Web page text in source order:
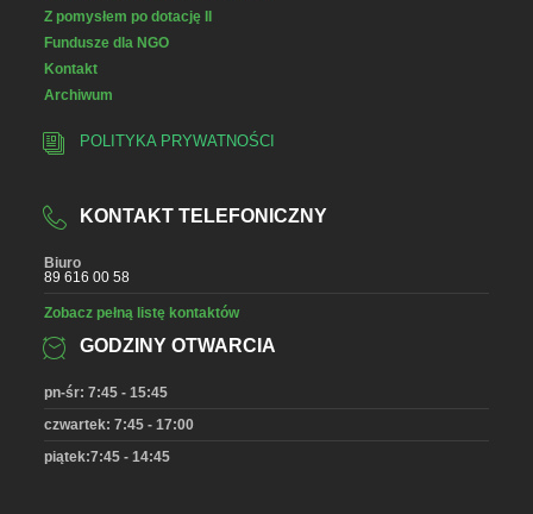
Z pomysłem po dotację II
Fundusze dla NGO
Kontakt
Archiwum
POLITYKA PRYWATNOŚCI
KONTAKT TELEFONICZNY
Biuro
89 616 00 58
Zobacz pełną listę kontaktów
GODZINY OTWARCIA
pn-śr: 7:45 - 15:45
czwartek: 7:45 - 17:00
piątek:7:45 - 14:45